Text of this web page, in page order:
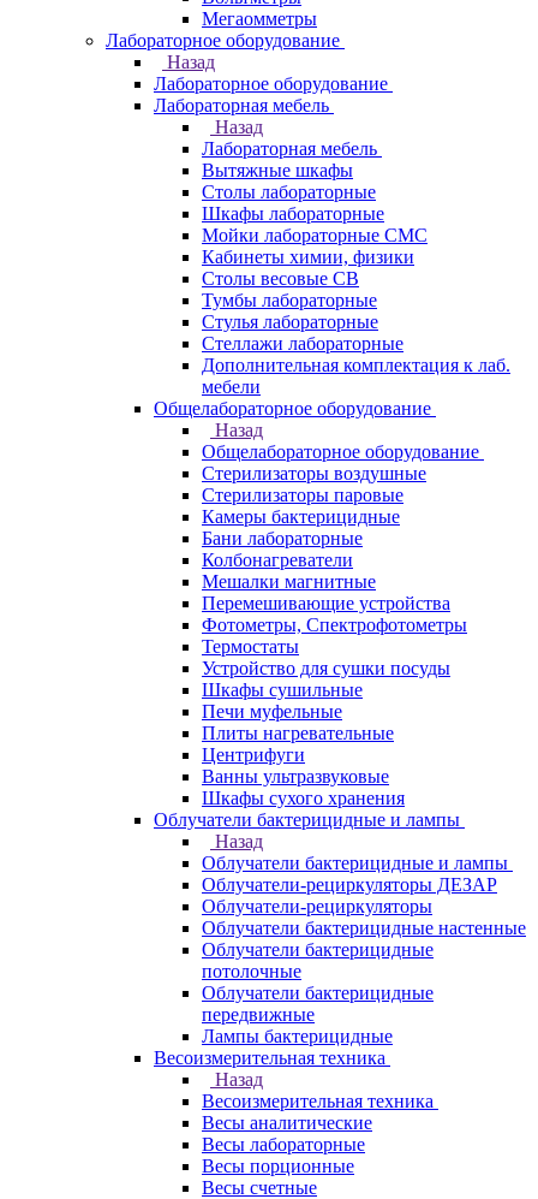
Мегаомметры
Лабораторное оборудование
Назад
Лабораторное оборудование
Лабораторная мебель
Назад
Лабораторная мебель
Вытяжные шкафы
Столы лабораторные
Шкафы лабораторные
Мойки лабораторные СМС
Кабинеты химии, физики
Столы весовые СВ
Тумбы лабораторные
Стулья лабораторные
Стеллажи лабораторные
Дополнительная комплектация к лаб.
мебели
Общелабораторное оборудование
Назад
Общелабораторное оборудование
Стерилизаторы воздушные
Стерилизаторы паровые
Камеры бактерицидные
Бани лабораторные
Колбонагреватели
Мешалки магнитные
Перемешивающие устройства
Фотометры, Спектрофотометры
Термостаты
Устройство для сушки посуды
Шкафы сушильные
Печи муфельные
Плиты нагревательные
Центрифуги
Ванны ультразвуковые
Шкафы сухого хранения
Облучатели бактерицидные и лампы
Назад
Облучатели бактерицидные и лампы
Облучатели-рециркуляторы ДЕЗАР
Облучатели-рециркуляторы
Облучатели бактерицидные настенные
Облучатели бактерицидные
потолочные
Облучатели бактерицидные
передвижные
Лампы бактерицидные
Весоизмерительная техника
Назад
Весоизмерительная техника
Весы аналитические
Весы лабораторные
Весы порционные
Весы счетные